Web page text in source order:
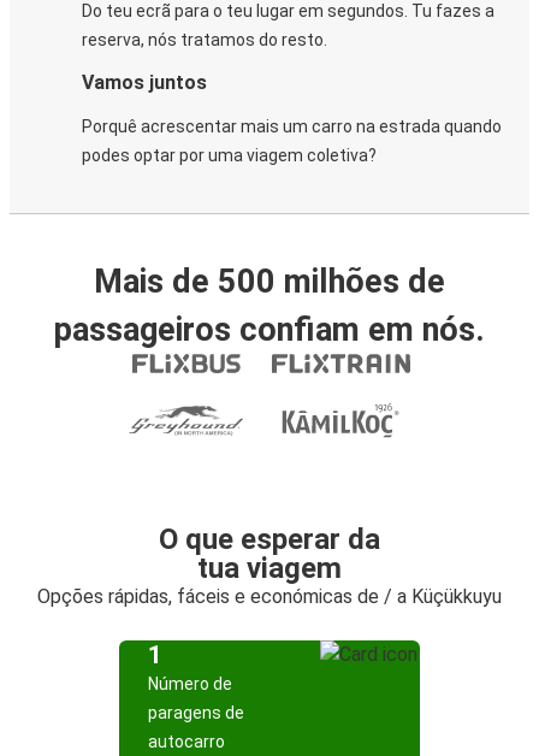
Do teu ecrã para o teu lugar em segundos. Tu fazes a
reserva, nós tratamos do resto.
Vamos juntos
Porquê acrescentar mais um carro na estrada quando
podes optar por uma viagem coletiva?
Mais de 500 milhões de
passageiros confiam em nós.
O que esperar da
tua viagem
Opções rápidas, fáceis e económicas de / a Küçükkuyu
1
Número de
paragens de
autocarro